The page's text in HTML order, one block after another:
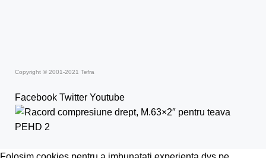
Copyright © 2001-2021 Tefra
Facebook Twitter Youtube